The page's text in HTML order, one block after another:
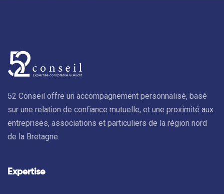
52 Conseil offre un accompagnement personnalisé, basé
sur une relation de confiance mutuelle, et une proximité aux
entreprises, associations et particuliers de la région nord
de la Bretagne.
Expertise